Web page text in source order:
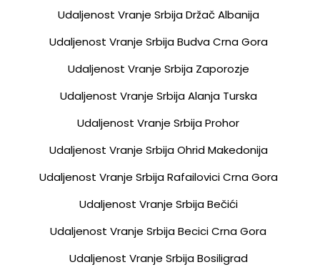
Udaljenost Vranje Srbija Držač Albanija
Udaljenost Vranje Srbija Budva Crna Gora
Udaljenost Vranje Srbija Zaporozje
Udaljenost Vranje Srbija Alanja Turska
Udaljenost Vranje Srbija Prohor
Udaljenost Vranje Srbija Ohrid Makedonija
Udaljenost Vranje Srbija Rafailovici Crna Gora
Udaljenost Vranje Srbija Bečići
Udaljenost Vranje Srbija Becici Crna Gora
Udaljenost Vranje Srbija Bosiligrad